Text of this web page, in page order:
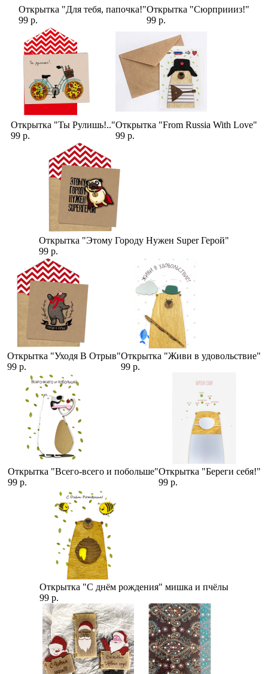
Открытка "Для тебя, папочка!"
99 р.
Открытка "Сюрприииз!"
99 р.
Открытка "Ты Рулишь!.."
99 р.
Открытка "From Russia With Love"
99 р.
Открытка "Этому Городу Нужен Super Герой"
99 р.
Открытка "Уходя В Отрыв"
99 р.
Открытка "Живи в удовольствие"
99 р.
Открытка "Всего-всего и побольше"
99 р.
Открытка "Береги себя!"
99 р.
Открытка "С днём рождения" мишка и пчёлы
99 р.